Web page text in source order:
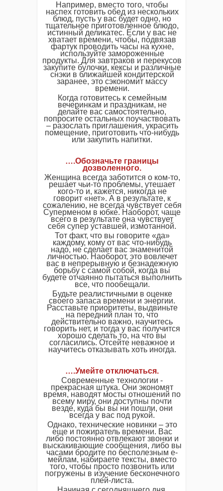
Например, вместо того, чтобы
наспех готовить обед из нескольких
блюд, пусть у вас будет одно, но
тщательное приготовленное блюдо,
истинный деликатес. Если у вас не
хватает времени, чтобы, подвязав
фартук проводить часы на кухне,
используйте замороженные
продукты. Для завтраков и перекусов
закупите булочки, кексы и различные
снэки в ближайшей кондитерской
заранее, это сэкономит массу
времени.
Когда готовитесь к семейным
вечеринкам и праздникам, не
делайте вас самостоятельно,
попросите остальных поучаствовать
– разослать приглашения, украсить
помещение, приготовить что-нибудь
или закупить напитки.
….Обозначьте границы
дозволенного.
Женщина всегда заботится о ком-то,
решает чьи-то проблемы, утешает
кого-то и, кажется, никогда не
говорит «нет». А в результате, к
сожалению, не всегда чувствует себя
Суперменом в юбке. Наоборот, чаще
всего в результате она чувствует
себя супер уставшей, измотанной.
Тот факт, что вы говорите «да»
каждому, кому от вас что-нибудь
надо, не сделает вас знаменитой
личностью. Наоборот, это вовлечет
вас в непрерывную и безнадежную
борьбу с самой собой, когда вы
будете отчаянно пытаться выполнить
все, что пообещали.
Будьте реалистичными в оценке
своего запаса времени и энергии.
Расставьте приоритеты, выдвиньте
на передний план то, что
действительно важно, научитесь
говорить нет, и тогда у вас получится
хорошо сделать то, на что вы
согласились. Отсейте неважное и
научитесь отказывать хоть иногда.
….Умейте отключаться.
Современные технологии -
прекрасная штука. Они экономят
время, наводят мосты отношений по
всему миру, они доступны почти
везде, куда бы вы ни пошли, они
всегда у вас под рукой.
Однако, технические новинки – это
еще и пожиратель времени. Вас
либо постоянно отвлекают звонки и
выскакивающие сообщения, либо вы
часами бродите по бесполезным е-
мейлам, набираете тексты, вместо
того, чтобы просто позвонить или
погружены в изучение бесконечного
плей-листа.